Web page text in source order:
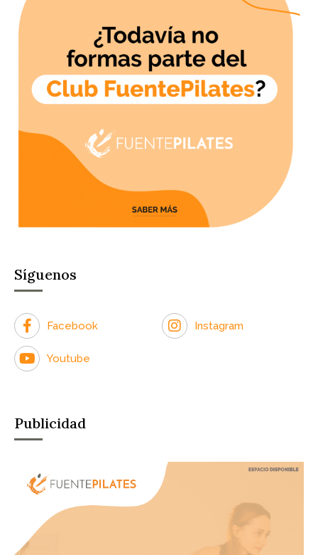
Síguenos
Facebook Instagram
Youtube
Publicidad